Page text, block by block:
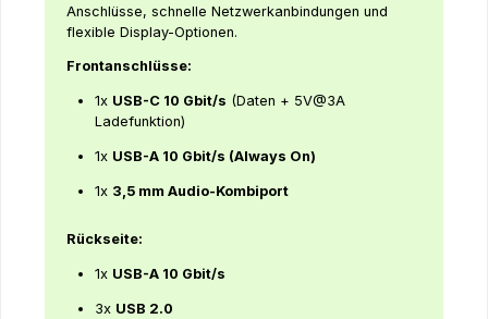
Anschlüsse, schnelle Netzwerkanbindungen und
flexible Display-Optionen.
Frontanschlüsse:
1x USB-C 10 Gbit/s (Daten + 5V@3A
Ladefunktion)
1x USB-A 10 Gbit/s (Always On)
1x 3,5 mm Audio-Kombiport
Rückseite:
1x USB-A 10 Gbit/s
3x USB 2.0